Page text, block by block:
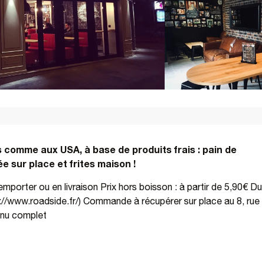
aux USA, à base de produits frais : pain de
sur place et frites maison !
ou en livraison Prix hors boisson : à partir de 5,90€ Du
www.roadside.fr/) Commande à récupérer sur place au 8, rue
complet